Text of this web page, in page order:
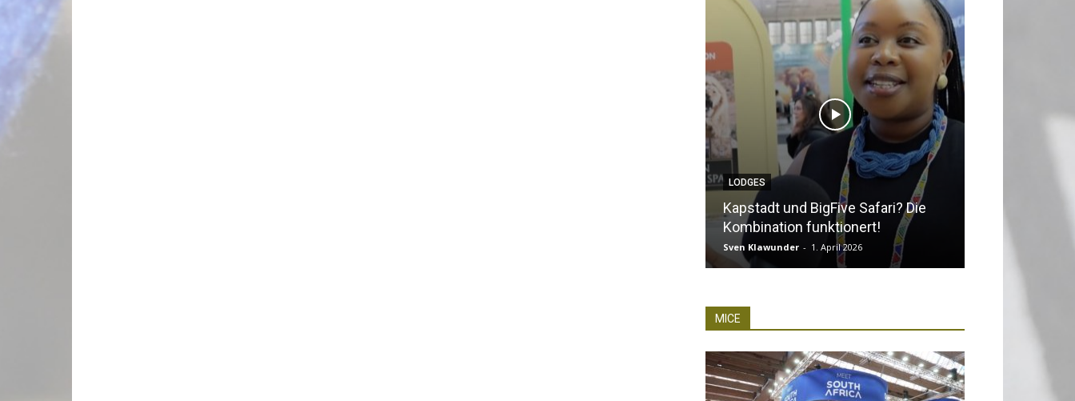
LODGES
Kapstadt und BigFive Safari? Die
Kombination funktionert!
Sven Klawunder - 1. April 2026
MICE